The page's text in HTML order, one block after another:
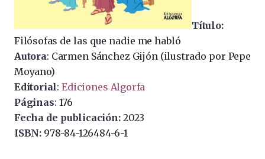
Título:
Filósofas de las que nadie me habló
Autora: Carmen Sánchez Gijón (ilustrado por Pepe
Moyano)
Editorial:Ediciones Algorfa
Páginas: 176
Fecha de publicación: 2023
ISBN: 978-84-126484-6-1